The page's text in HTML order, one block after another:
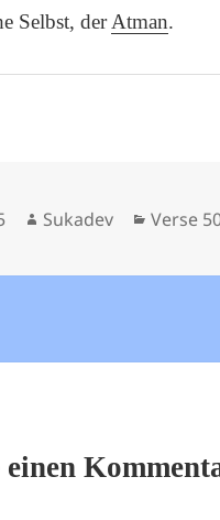
Selbst, derAtman.
Autor
Sukadev Verse
einen